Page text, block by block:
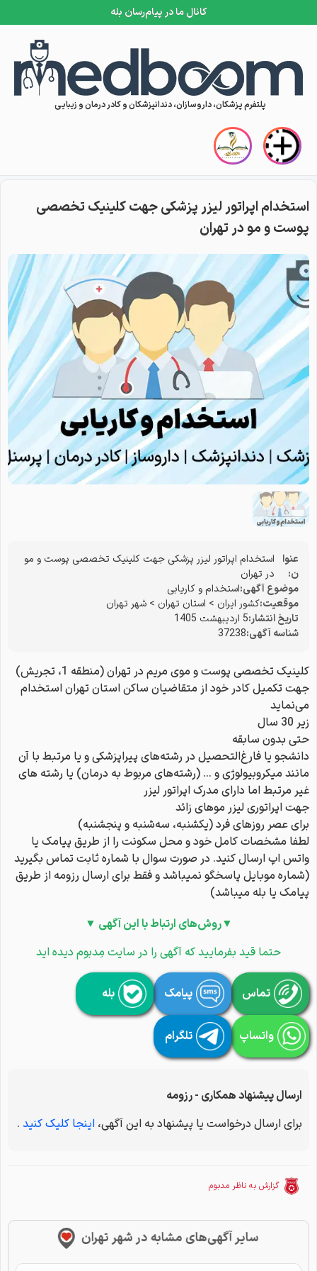
کانال ما در پیام‌رسان بله
Skip to content
پلتفرم پزشکان، داروسازان، دندانپزشکان و کادر درمان و زیبایی
استخدام اپراتور لیزر پزشکی جهت کلینیک تخصصی
پوست و مو در تهران
عنوا
ن:
استخدام اپراتور لیزر پزشکی جهت کلینیک تخصصی پوست و مو
در تهران
موضوع آگهی:استخدام و کاریابی
موقعیت:کشور ایران > استان تهران > شهر تهران
تاریخ انتشار:5 اردیبهشت 1405
شناسه آگهی:37238
کلینیک تخصصی پوست و موی مریم در تهران (منطقه 1، تجریش)
جهت تکمیل کادر خود از متقاضیان ساکن استان تهران استخدام
می‌نماید
زیر 30 سال
حتی بدون سابقه
دانشجو یا فارغ‌التحصیل در رشته‌های پیراپزشکی و یا مرتبط با آن
مانند میکروبیولوژی و … (رشته‌های مربوط به درمان) یا رشته های
غیر مرتبط اما دارای مدرک اپراتور لیزر
جهت اپراتوری لیزر موهای زائد
برای عصر روزهای فرد (یکشنبه، سه‌شنبه و پنجشنبه)
لطفا مشخصات کامل خود و محل سکونت را از طریق پیامک یا
واتس اپ ارسال کنید. در صورت سوال با شماره ثابت تماس بگیرید
(شماره موبایل پاسخگو نمیباشد و فقط برای ارسال رزومه از طریق
پیامک یا بله میباشد)
▼روش‌های ارتباط با این آگهی ▼
حتما قید بفرمایید که آگهی را در سایت مِدبوم دیده اید
تماس پیامک بله
واتساپ تلگرام
ارسال پیشنهاد همکاری - رزومه
برای ارسال درخواست یا پیشنهاد به این آگهی، اینجا کلیک کنید .
گزارش به ناظر مدبوم
سایر آگهی‌های مشابه در شهر تهران